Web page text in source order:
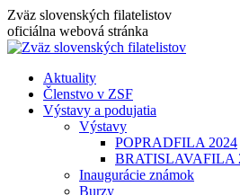
Skip
to
content
Zväz slovenských filatelistov
oficiálna webová stránka
Aktuality
Členstvo v ZSF
Výstavy a podujatia
Výstavy
POPRADFILA 2024
BRATISLAVAFILA
Inaugurácie známok
Burzy